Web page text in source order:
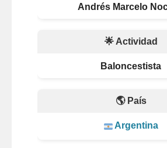
Andrés Marcelo
🌟 Actividad
Baloncestista
🌎 País
Argentina